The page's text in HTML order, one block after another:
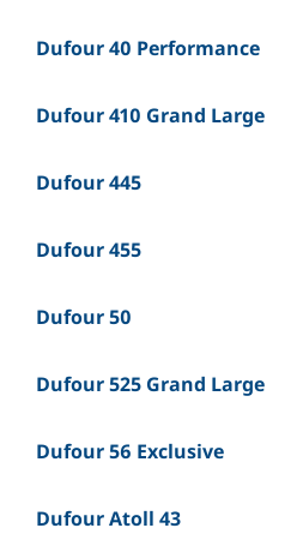
Dufour 40 Performance
Dufour 410 Grand Large
Dufour 445
Dufour 455
Dufour 50
Dufour 525 Grand Large
Dufour 56 Exclusive
Dufour Atoll 43